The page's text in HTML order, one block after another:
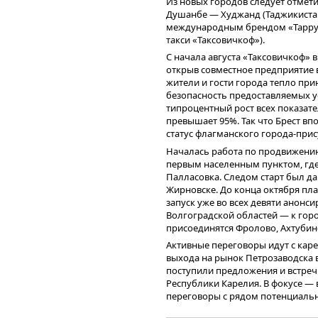
Выстраивание новых бизнес-
и «Ситимобил» под
компаний, на фоне
показателей деятельности, не
показателей эмитента в
Привлеченные же инвестиции от
направить на
оптимизации расходов на их
Более подробная информация о
финансовом положении и
презентации.
Душанбе — Худжанд
международным брендом «Tappy
такси «Таксовичкоф»).
С начала августа
открыв совместное предприятие
жители и гости города тепло
безопасность предоставляемых
типроцентный рост всех
превышает 95%. Так что Брест
статус флагманского города-
Началась работа по
первым населенным пунктом,
Палласовка. Следом старт был
Жирновске. До конца октября
запуск уже во всех девяти
Волгоградской областей — к
присоединятся Фролово,
Активные переговоры идут с
выхода на рынок
поступили предложения и
Республики Карелия. В фокусе —
переговоры с рядом